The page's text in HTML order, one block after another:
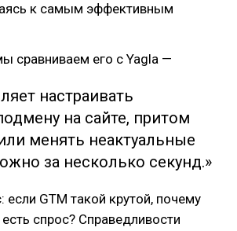
к самым эффективным
сравниваем его с Yagla —
настраивать
на сайте, притом
менять неактуальные
за несколько секунд.»
если GTM такой крутой, почему
спрос? Справедливости